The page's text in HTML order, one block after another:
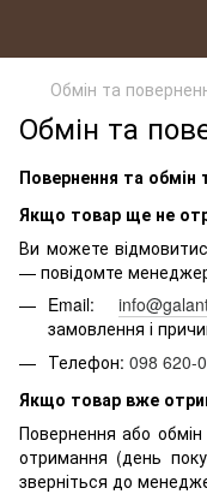
Обмін та
Обмін та
Повернення та обмін
Якщо товар ще не
Ви можете
— повідомте
Email:
замовлення і
Телефон: 098 620-
Якщо товар вже
Повернення або
отримання (день
зверніться до